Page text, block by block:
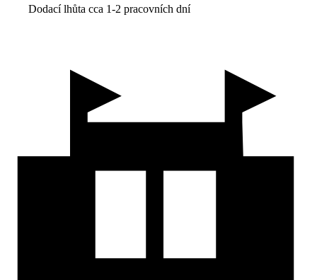
Dodací lhůta cca 1-2 pracovních dní